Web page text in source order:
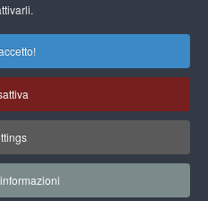
testi che accompagnano il
informazioni fino all’acquisto